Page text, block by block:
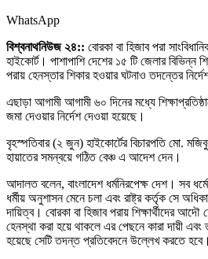
WhatsApp
বিশ্বনাথনিউজ ২৪:: বোরকা বা হিজাব পরা
হাইকোর্ট। পাশাপাশি দেশের ১৫ টি জেলার বিভিন্ন
পরায় হেনস্তার শিকার হওয়ার ঘটনাও তদন্তের
এছাড়া আগামী আগামী ৬০ দিনের মধ্যে
জমা দেওয়ার নির্দেশ দেওয়া হয়েছে।
বৃহস্পতিবার (২ জুন) হাইকোর্টের বিচারপতি মো.
হায়াতের সমন্বয়ে গঠিত বেঞ্চ এ আদেশ দেন।
আদালত বলেন, বাংলাদেশ ধর্মনিরপেক্ষ দেশ। সব
ধর্মীয় অনুশাসন মেনে চলা এবং রাষ্ট্র কর্তৃক সে
দায়িত্ব। বোরকা বা হিজাব পরায় শিক্ষার্থীদের আদৌ
হেনস্থা করা হয়ে থাকলে এর পেছনে কারা দায়ী এবং
হয়েছে সেটি তদন্ত প্রতিবেদনে উল্লেখ করতে হবে।